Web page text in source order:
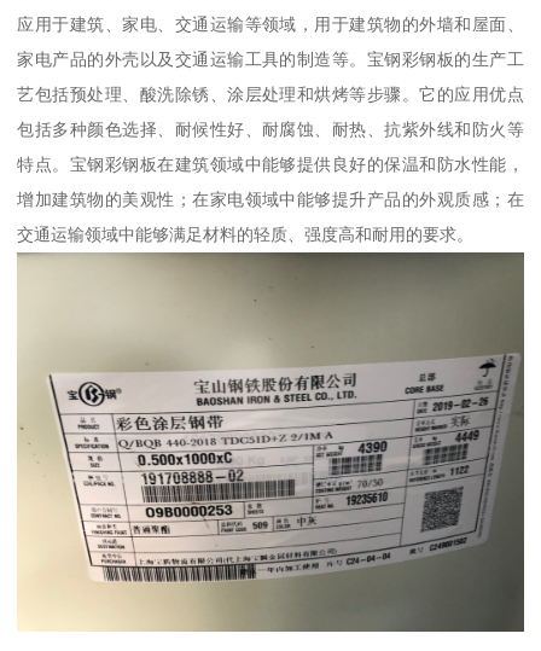
应用于建筑、家电、交通运输等领域，用于建筑物的外墙和屋面、
家电产品的外壳以及交通运输工具的制造等。宝钢彩钢板的生产工
艺包括预处理、酸洗除锈、涂层处理和烘烤等步骤。它的应用优点
包括多种颜色选择、耐候性好、耐腐蚀、耐热、抗紫外线和防火等
特点。宝钢彩钢板在建筑领域中能够提供良好的保温和防水性能，
增加建筑物的美观性；在家电领域中能够提升产品的外观质感；在
交通运输领域中能够满足材料的轻质、强度高和耐用的要求。